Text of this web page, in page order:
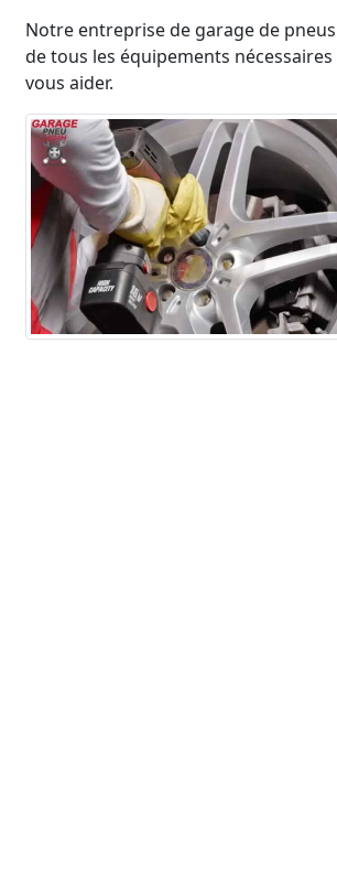
Notre entreprise de garage de
de tous les équipements
vous aider.